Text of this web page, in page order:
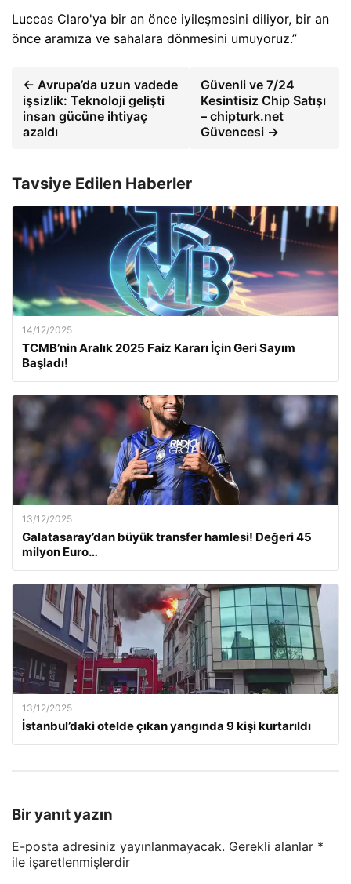
Luccas Claro'ya bir an önce iyileşmesini diliyor, bir an
önce aramıza ve sahalara dönmesini umuyoruz.”
← Avrupa’da uzun vadede
işsizlik: Teknoloji gelişti
insan gücüne ihtiyaç
azaldı
Güvenli ve 7/24
Kesintisiz Chip Satışı
– chipturk.net
Güvencesi →
Tavsiye Edilen Haberler
14/12/2025
TCMB’nin Aralık 2025 Faiz Kararı İçin Geri Sayım
Başladı!
13/12/2025
Galatasaray’dan büyük transfer hamlesi! Değeri 45
milyon Euro…
13/12/2025
İstanbul’daki otelde çıkan yangında 9 kişi kurtarıldı
Bir yanıt yazın
E-posta adresiniz yayınlanmayacak. Gerekli alanlar *
ile işaretlenmişlerdir